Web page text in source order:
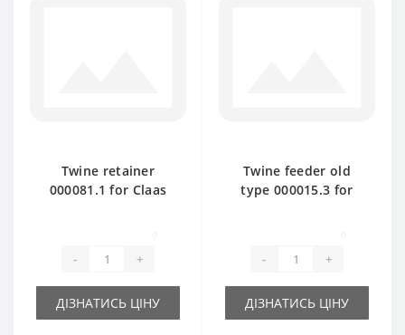
Twine retainer
000081.1 for Claas
- +
ДІЗНАТИСЬ ЦІНУ
Twine feeder old
type 000015.3 for
- +
ДІЗНАТИСЬ ЦІНУ